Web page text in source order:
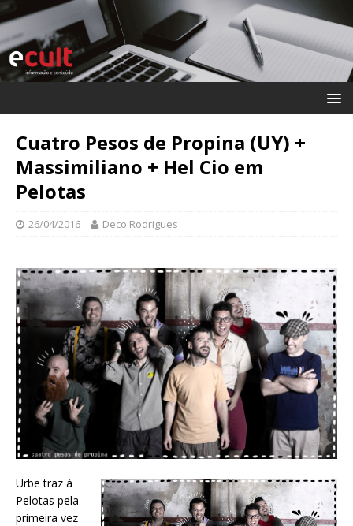
Cuatro Pesos de Propina (UY) +
Massimiliano + Hel Cio em
Pelotas
26/04/2016 Deco Rodrigues
Urbe traz à
Pelotas pela
primeira vez